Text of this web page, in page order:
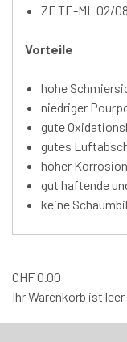
ZF TE-ML 02/08
Vorteile
hohe
niedriger
gute
gutes
hoher
gut haftende
keine
CHF0.00
Ihr Warenkorb ist leer